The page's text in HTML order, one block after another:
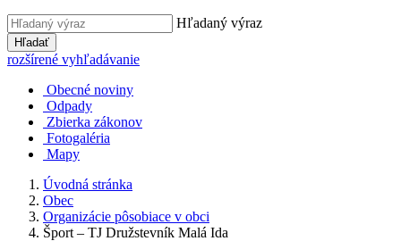
Hľadaný výraz
Hľadať
rozšírené vyhľadávanie
Obecné noviny
Odpady
Zbierka zákonov
Fotogaléria
Mapy
Úvodná stránka
Obec
Organizácie pôsobiace v obci
Šport – TJ Družstevník Malá Ida